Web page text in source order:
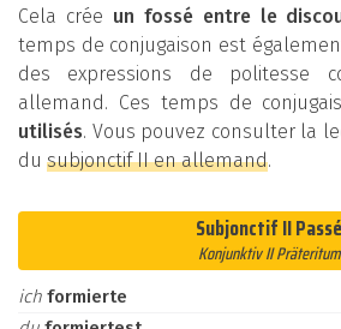
Cela crée un fossé entre le
temps de conjugaison est
des expressions de politesse
allemand. Ces temps de
utilisés. Vous pouvez consulter la
du subjonctif II en allemand.
Subjonctif II Passé
Konjunktiv II Präteritum
ich formierte